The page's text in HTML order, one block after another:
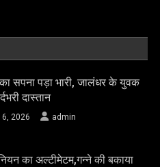
सपना पड़ा भारी, जालंधर के युवक
दास्तान
2026 admin
का अल्टीमेटम,गन्ने की बकाया